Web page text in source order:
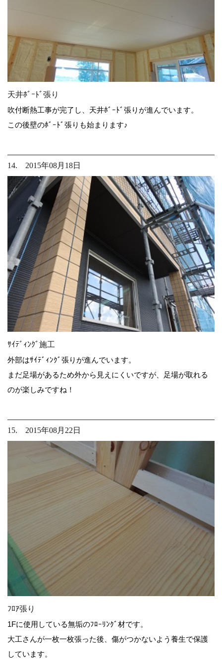
天井ﾎﾞｰﾄﾞ張り
吹付断熱工事が完了し、天井ﾎﾞｰﾄﾞ張りが進んでいます。
この後壁のﾎﾞｰﾄﾞ張りも始まります♪
14. 2015年08月18日
ｻｲﾃﾞｨﾝｸﾞ施工
外部はｻｲﾃﾞｨﾝｸﾞ張りが進んでいます。
まだ足場があるため外から見えにくいですが、足場が取れる
のが楽しみですね！
15. 2015年08月22日
ﾌﾛｱ張り
1Fに使用している無垢のﾌﾛｰﾘﾝｸﾞ材です。
大工さんが一枚一枚張った後、傷がつかないよう養生で保護
しています。